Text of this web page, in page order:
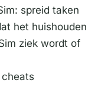
spreid taken
het huishouden
ziek wordt of